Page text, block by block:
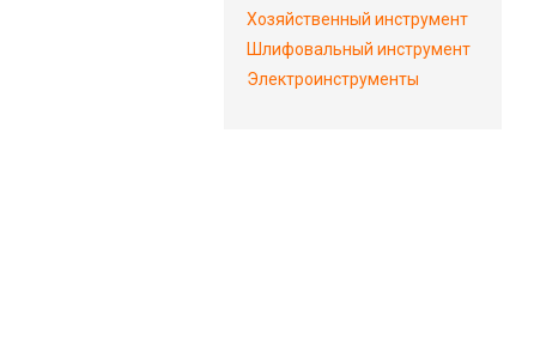
Хозяйственный инструмент
Шлифовальный инструмент
Электроинструменты